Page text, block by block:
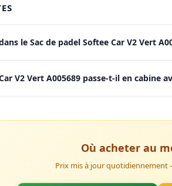
le Sac de padel Softee Car V2 Vert
V2 Vert A005689 passe-t-il en cabine
Où acheter au
Prix mis à jour quotidiennement